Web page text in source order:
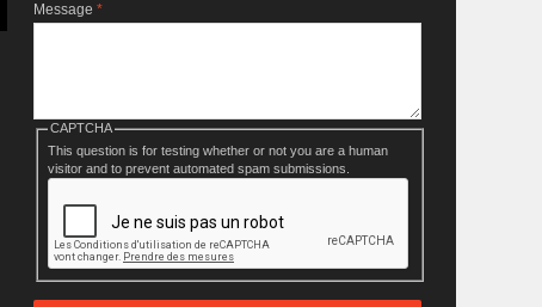
Message*
CAPTCHA
This question is for testing whether or not you are a human
visitor and to prevent automated spam submissions.